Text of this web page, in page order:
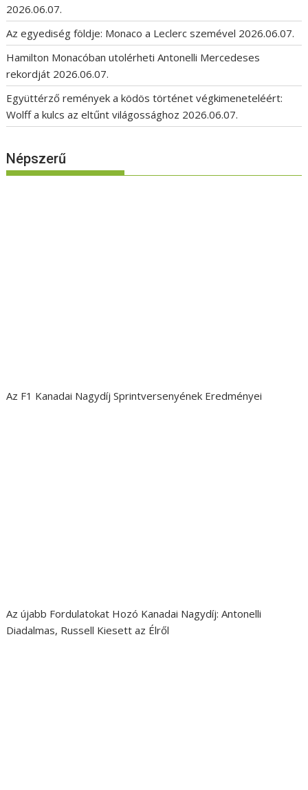
2026.06.07.
Az egyediség földje: Monaco a Leclerc szemével 2026.06.07.
Hamilton Monacóban utolérheti Antonelli Mercedeses
rekordját 2026.06.07.
Együttérző remények a ködös történet végkimeneteléért:
Wolff a kulcs az eltűnt világossághoz 2026.06.07.
Népszerű
Az F1 Kanadai Nagydíj Sprintversenyének Eredményei
Az újabb Fordulatokat Hozó Kanadai Nagydíj: Antonelli
Diadalmas, Russell Kiesett az Élről